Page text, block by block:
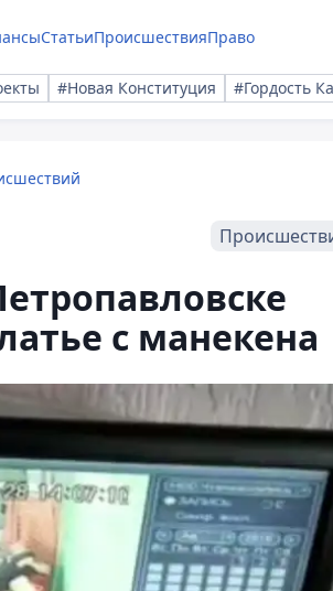
СтатьиПроисшествияПраво
#Новая Конституция #Гордость
с манекена